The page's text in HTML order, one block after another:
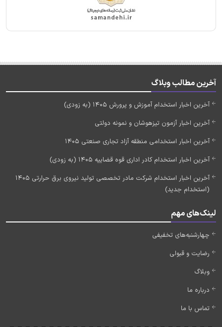
آخرین مطالب وبلاگ
آخرین اخبار استخدام آموزش و پرورش 1405 (به زودی)
آخرین اخبار آزمون تیزهوشان و نمونه دولتی
آخرین اخبار استخدامی منطقه آزاد تجاری صنعتی 1405
آخرین اخبار استخدام کادر اداری قوه قضاییه 1405 (به زودی)
آخرین اخبار استخدام شرکت مادر تخصصی تولید نیروی برق حرارتی 1405
(استخدام جدید)
لینک‌های مهم
چهارشنبه‌های تخفیفی
رضایت و قبولی
وبلاگ
درباره ما
تماس با ما